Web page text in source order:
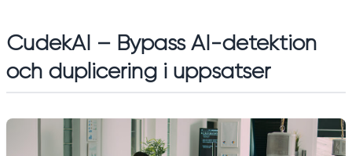
CudekAI – Bypass AI-detektion
och duplicering i uppsatser